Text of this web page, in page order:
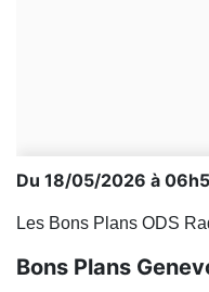
Du 18/05/2026 à
Les Bons Plans ODS
Bons Plans